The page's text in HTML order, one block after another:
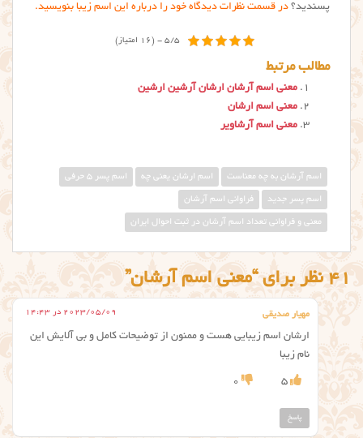
پسندید؟ در قسمت نظرات دیدگاه خود را درباره این اسم زیبا بنویسید.
5/5 - (16 امتیاز)
مطالب مرتبط
معنی اسم آرشان ارشان آرشین ارشین
معنی اسم ارشان
معنی اسم آرشاویر
اسم آرشان به چه معناست اسم ارشان یعنی چه اسم پسر 5 حرفی
اسم پسر جدید فراوانی اسم آرشان
معنی و فراوانی تعداد اسم آرشان در ثبت احوال ایران
41 نظر برای “معنی اسم آرشان”
مهیار صدیقی 2023/05/09 در 14:43
ارشان اسم زیبایی هست و ممنون از توضیحات کامل و بی آلایش این
نام زیبا
5
0
پاسخ